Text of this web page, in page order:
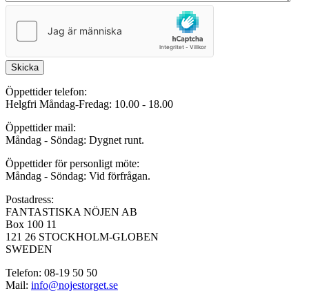
Skicka
Öppettider telefon:
Helgfri Måndag-Fredag: 10.00 - 18.00
Öppettider mail:
Måndag - Söndag: Dygnet runt.
Öppettider för personligt möte:
Måndag - Söndag: Vid förfrågan.
Postadress:
FANTASTISKA NÖJEN AB
Box 100 11
121 26 STOCKHOLM-GLOBEN
SWEDEN
Telefon: 08-19 50 50
Mail: info@nojestorget.se